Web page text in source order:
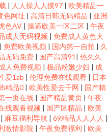
| 人人操人人摸97 | 欧美精品一
色网址 | 高清日韩无码精品 | 亚洲
色AV | 操逼欧美一区二区 | 午夜
成人无码视频 | 免费成人黄色大
| 免费欧美视频 | 国内第一自拍 | 久
无码免费 | 国产高清91 | 热久久
人免费视频 | 极品粉嫩少妇 | 成
爱1ab | 伦理免费在线观看 | 日本
精品0 | 欧美性爱去干网 | 国产精
一页在线 | 国产精品黄页 | 午夜
线观看视频 | 国产区精品 | 欧美
| 麻豆福利导航 | 69精品人人人人 |
激情影院 | 午夜免费福利 | 欧美